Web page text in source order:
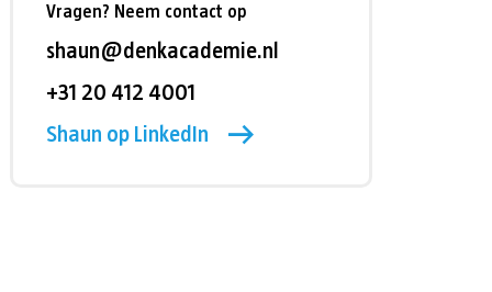
Vragen? Neem contact op
shaun@denkacademie.nl
+31 20 412 4001
Shaun op LinkedIn